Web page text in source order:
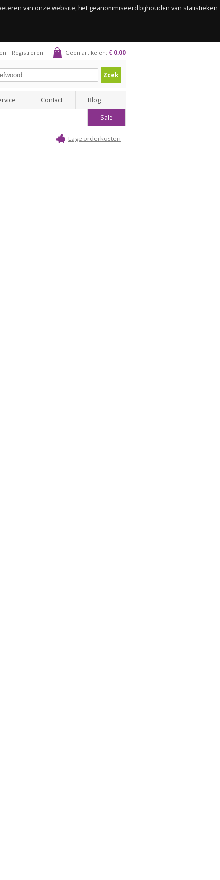
van onze website, het geanonimiseerd bijhouden van statistieken
Geen artikelen: € 0,00
Registreren
Zoek
Contact
Blog
Sale
Lage orderkosten